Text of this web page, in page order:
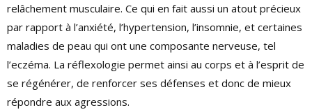
relâchement musculaire. Ce qui en fait aussi un atout précieux
par rapport à l’anxiété, l’hypertension, l’insomnie, et certaines
maladies de peau qui ont une composante nerveuse, tel
l’eczéma. La réflexologie permet ainsi au corps et à l’esprit de
se régénérer, de renforcer ses défenses et donc de mieux
répondre aux agressions.